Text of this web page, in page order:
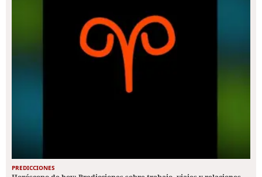
PREDICCIONES